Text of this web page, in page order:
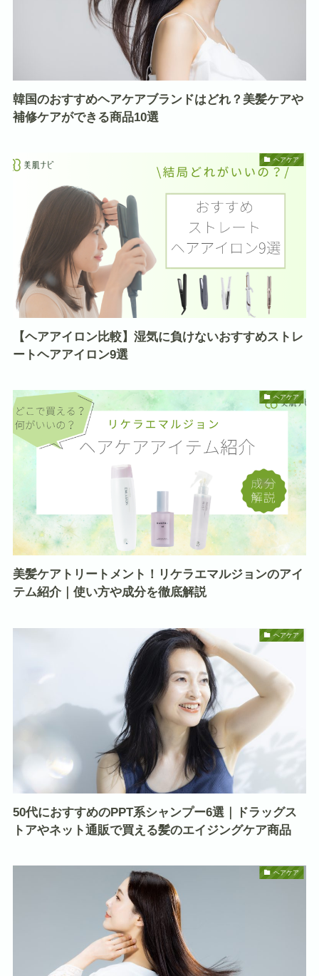
韓国のおすすめヘアケアブランドはどれ？美髪ケアや
補修ケアができる商品10選
ヘアケア
【ヘアアイロン比較】湿気に負けないおすすめストレ
ートヘアアイロン9選
ヘアケア
美髪ケアトリートメント！リケラエマルジョンのアイ
テム紹介｜使い方や成分を徹底解説
ヘアケア
50代におすすめのPPT系シャンプー6選｜ドラッグス
トアやネット通販で買える髪のエイジングケア商品
ヘアケア